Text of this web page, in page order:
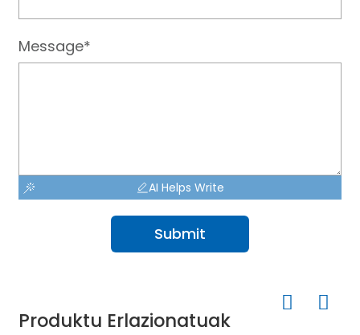
Message*
AI Helps Write
Submit
Produktu Erlazionatuak